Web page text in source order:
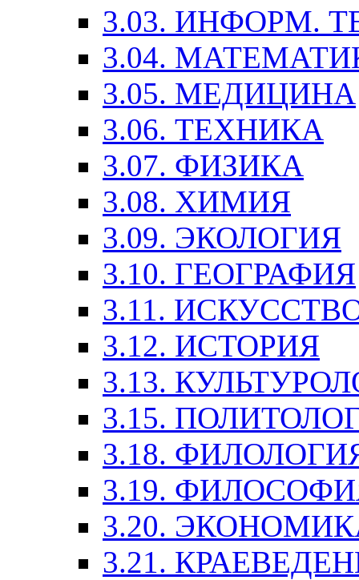
3.03. ИНФОРМ.
3.04.
3.05. МЕДИЦИНА
3.06. ТЕХНИКА
3.07. ФИЗИКА
3.08. ХИМИЯ
3.09. ЭКОЛОГИЯ
3.10. ГЕОГРАФИЯ
3.11.
3.12. ИСТОРИЯ
3.13.
3.15.
3.18.
3.19.
3.20.
3.21.